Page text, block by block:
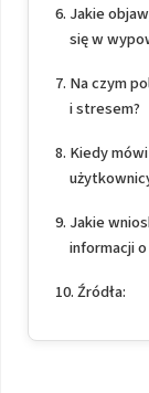
Jakie
się w
Na czym
i stresem?
Kiedy
Jakie
informacji
Źródła: